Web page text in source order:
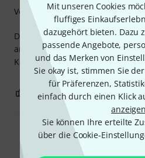
Mit unseren Cookies
fluffiges
dazugehört bieten. Dazu
passende Angebote,
und das Merken von
Sie okay ist, stimmen Sie
für Präferenzen,
einfach durch einen Klick
Sie können Ihre erteilte
über die Cookie-
Die Stecker fühlen sich nicht
ansonsten aber ein echt gutes
Kabelklett :)
Verarbeitung
0 BEWERTUNG
Alle